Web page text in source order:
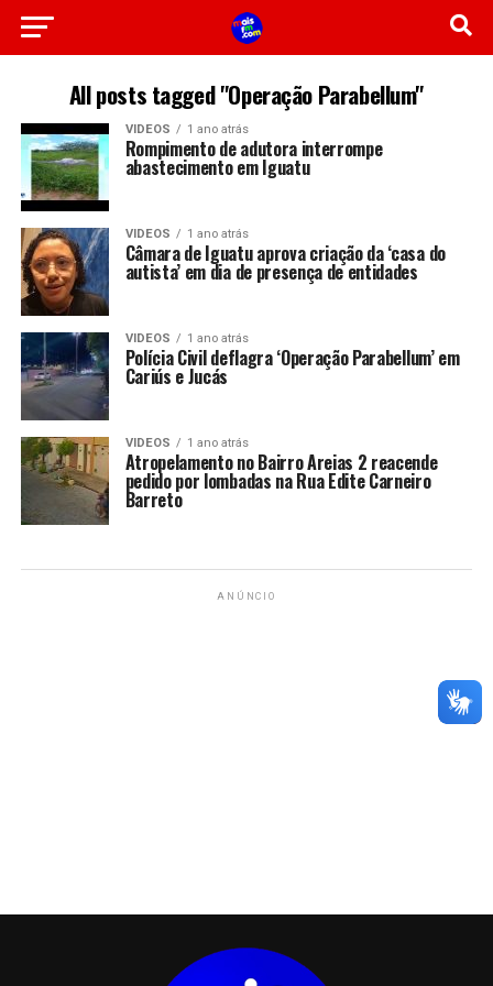
All posts tagged "Operação Parabellum"
VIDEOS 1 ano atrás
Rompimento de adutora interrompe
abastecimento em Iguatu
VIDEOS 1 ano atrás
Câmara de Iguatu aprova criação da ‘casa do
autista’ em dia de presença de entidades
VIDEOS 1 ano atrás
Polícia Civil deflagra ‘Operação Parabellum’ em
Cariús e Jucás
VIDEOS 1 ano atrás
Atropelamento no Bairro Areias 2 reacende
pedido por lombadas na Rua Edite Carneiro
Barreto
ANÚNCIO